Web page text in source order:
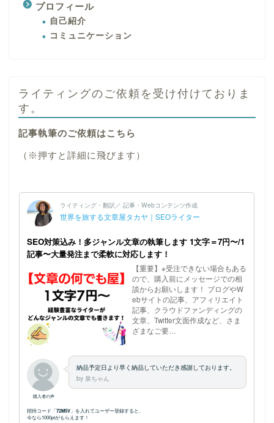
プロフィール
自己紹介
コミュニケーション
ライティングのご依頼を受け付けておりま
す。
記事執筆のご依頼はこちら
（※押すと詳細に飛びます）
ホーム